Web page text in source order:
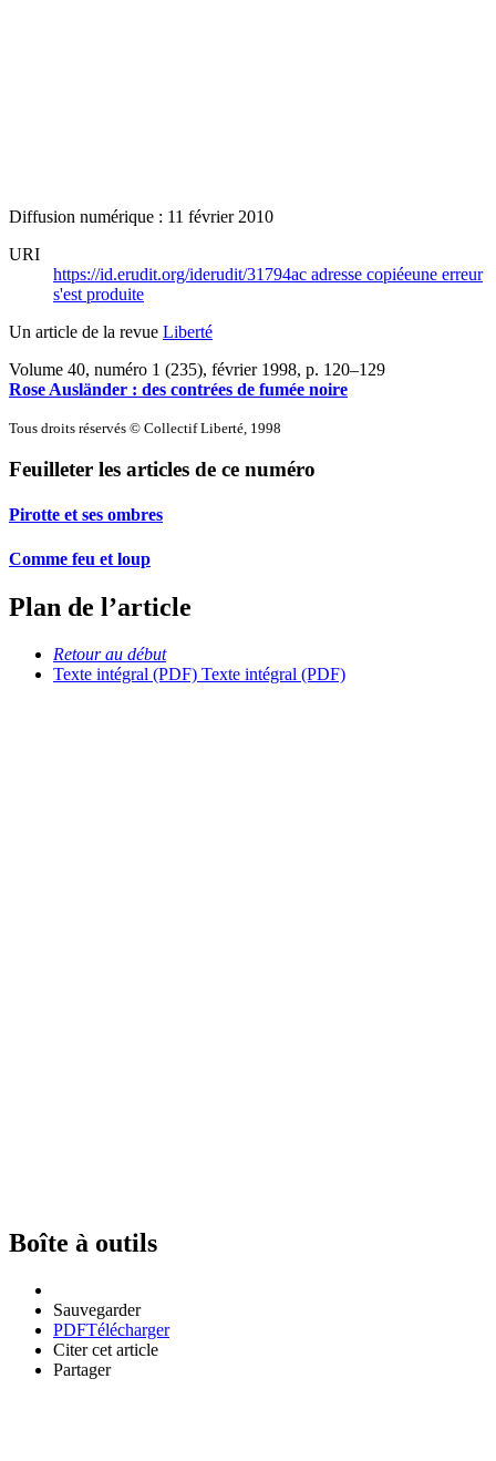
Diffusion numérique : 11 février 2010
URI
https://id.erudit.org/iderudit/31794ac adresse copiéeune erreur
s'est produite
Un article de la revue Liberté
Volume 40, numéro 1 (235), février 1998, p. 120–129
Rose Ausländer : des contrées de fumée noire
Tous droits réservés © Collectif Liberté, 1998
Feuilleter les articles de ce numéro
Pirotte et ses ombres
Comme feu et loup
Plan de l’article
Retour au début
Texte intégral (PDF) Texte intégral (PDF)
Boîte à outils
Sauvegarder
PDFTélécharger
Citer cet article
Partager